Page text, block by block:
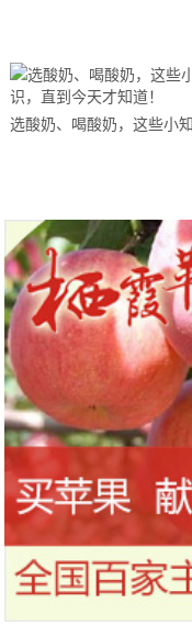
选酸奶、喝酸奶，这些小